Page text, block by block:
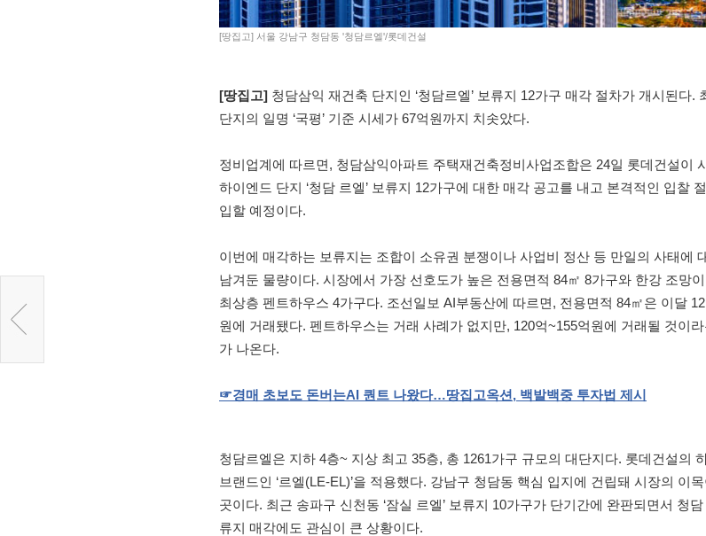
[땅집고] 서울 강남구 청담동 '청담르엘'/롯데건설
[땅집고] 청담삼익 재건축 단지인 ‘청담르엘’ 보류지 12가구 매각 절차가 개시된다.
단지의 일명 ‘국평’ 기준 시세가 67억원까지 치솟았다.
정비업계에 따르면, 청담삼익아파트 주택재건축정비사업조합은 24일 롯데건설이
하이엔드 단지 ‘청담 르엘’ 보류지 12가구에 대한 매각 공고를 내고 본격적인 입찰
입할 예정이다.
이번에 매각하는 보류지는 조합이 소유권 분쟁이나 사업비 정산 등 만일의 사태에
남겨둔 물량이다. 시장에서 가장 선호도가 높은 전용면적 84㎡ 8가구와 한강 조망
최상층 펜트하우스 4가구다. 조선일보 AI부동산에 따르면, 전용면적 84㎡은 이달
원에 거래됐다. 펜트하우스는 거래 사례가 없지만, 120억~155억원에 거래될 것이
가 나온다.
☞경매 초보도 돈버는AI 퀀트 나왔다…땅집고옥션, 백발백중 투자법 제시
청담르엘은 지하 4층~ 지상 최고 35층, 총 1261가구 규모의 대단지다. 롯데건설의
브랜드인 ‘르엘(LE-EL)’을 적용했다. 강남구 청담동 핵심 입지에 건립돼 시장의 이
곳이다. 최근 송파구 신천동 ‘잠실 르엘’ 보류지 10가구가 단기간에 완판되면서 청담
류지 매각에도 관심이 큰 상황이다.